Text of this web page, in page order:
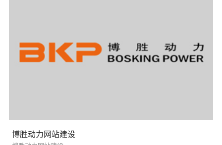
博胜动力网站建设